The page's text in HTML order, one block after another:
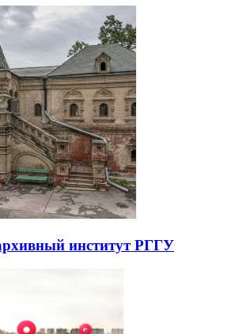
институт РГГУ